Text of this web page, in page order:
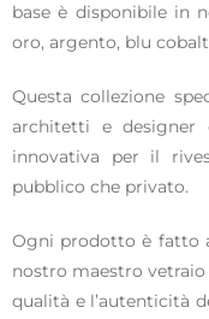
base è disponibile in
oro, argento, blu
Questa collezione
architetti e designer
innovativa per il
pubblico che privato.
Ogni prodotto è fatto
nostro maestro
qualità e l’autenticità